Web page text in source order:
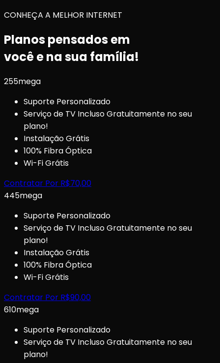
CONHEÇA A MELHOR INTERNET
Planos pensados em
você e na sua família!
255mega
Suporte Personalizado
Serviço de TV Incluso Gratuitamente no seu
plano!
Instalação Grátis
100% Fibra Óptica
Wi-Fi Grátis
Contratar Por R$70,00
445mega
Suporte Personalizado
Serviço de TV Incluso Gratuitamente no seu
plano!
Instalação Grátis
100% Fibra Óptica
Wi-Fi Grátis
Contratar Por R$90,00
610mega
Suporte Personalizado
Serviço de TV Incluso Gratuitamente no seu
plano!